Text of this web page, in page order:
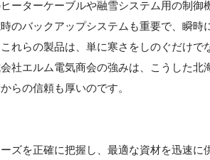
ーターケーブルや融雪システム用の制御
のバックアップシステムも重要で、瞬時
れらの製品は、単に寒さをしのぐだけで
社エルム電気商会の強みは、こうした北
らの信頼も厚いのです。
ズを正確に把握し、最適な資材を迅速に